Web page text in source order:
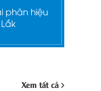
phân hiệu
Xem tất cả